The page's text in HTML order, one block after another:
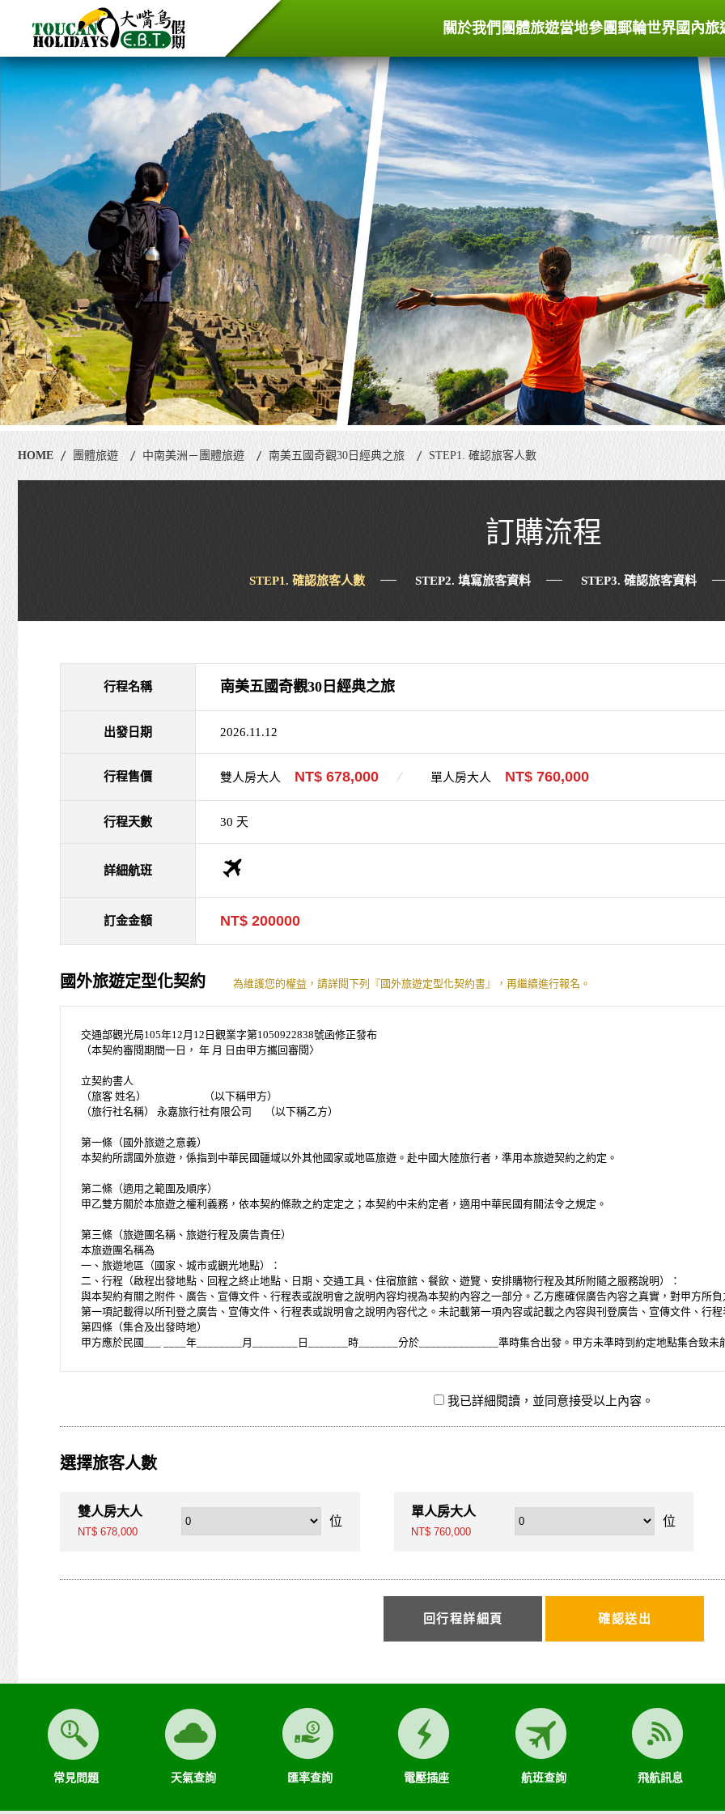
關於我們 團體旅遊當地參團 郵輪世界國內旅
HOME 團體旅遊 中南美洲－團體旅遊 南美五國奇觀30日經典之旅 STEP1. 確認旅客人數
訂購流程
STEP1. 確認旅客人數 STEP2. 填寫旅客資料 STEP3. 確認旅客資料
行程名稱 南美五國奇觀30日經典之旅
出發日期 2026.11.12
行程售價 雙人房大人 NT$ 678,000 單人房大人 NT$ 760,000
行程天數 30 天
詳細航班
訂金金額 NT$ 200000
國外旅遊定型化契約 為維護您的權益，請詳閱下列『國外旅遊定型化契約書』，再繼續進行報名。
交通部觀光局105年12月12日觀業字第1050922838號函修正發布
（本契約審閱期間一日， 年 月 日由甲方攜回審閱〉
立契約書人
（旅客 姓名） （以下稱甲方）
（旅行社名稱） 永嘉旅行社有限公司 （以下稱乙方）
第一條（國外旅遊之意義）
本契約所謂國外旅遊，係指到中華民國疆域以外其他國家或地區旅遊。赴中國大陸旅行者，準用本旅遊契約之約定。
第二條（適用之範圍及順序）
甲乙雙方關於本旅遊之權利義務，依本契約條款之約定定之；本契約中未約定者，適用中華民國有關法令之規定。
第三條（旅遊團名稱、旅遊行程及廣告責任）
本旅遊團名稱為
一、旅遊地區（國家、城市或觀光地點）：
二、行程（啟程出發地點、回程之終止地點、日期、交通工具、住宿旅館、餐飲、遊覽、安排購物行程及其所附隨之服務說明）：
與本契約有關之附件、廣告、宣傳文件、行程表或說明會之說明內容均視為本契約內容之一部分。乙方應確保廣告內容之真實，對甲方所
第一項記載得以所刊登之廣告、宣傳文件、行程表或說明會之說明內容代之。未記載第一項內容或記載之內容與刊登廣告、宣傳文件、行
第四條（集合及出發時地）
甲方應於民國___ ____年________月________日_______時_______分於______________準時集合出發。甲方未準時到約定地點集合致
旅遊費用：________________。除雙方有特別約定者外，甲方應依下列約定繳付：
償。
甲方依第五條約定繳納之旅遊費用，除雙方依第三十七條另有約定以外，應包括下列項目：
六、接送費：旅遊期間機場、港口、車站等與旅館間之一切接送費用。
七、行李費：團體行李往返機場、港口、車站等與旅館間之一切接送費用及團體行李接送人員之小費，行李數量之重量依航空公司規定辦理
八、稅捐：各地機場服務稅捐及團體餐宿稅捐。
九、服務費：領隊及其他乙方為甲方安排服務人員之報酬。
十、保險費：責任保險及履約保證保險。
我已詳細閱讀，並同意接受以上內容。
選擇旅客人數
雙人房大人
NT$ 678,000
位
單人房大人
NT$ 760,000
位
回行程詳細頁
常見問題 天氣查詢 匯率查詢 電壓插座 航班查詢 飛航訊息